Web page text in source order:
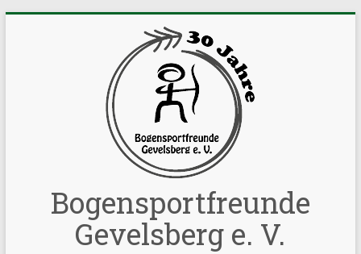
Bogensportfreunde
Gevelsberg e. V.